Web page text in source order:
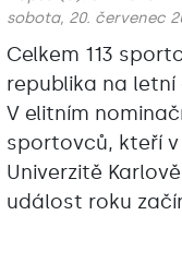
sobota, 20. červenec
Celkem 113
republika na letní
V elitním
sportovců, kteří
Univerzitě
událost roku